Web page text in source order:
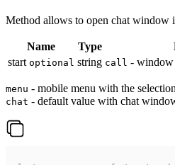
Method allows to open chat window
Name Type
start optional string call - window
menu - mobile menu with the
chat - default value with chat